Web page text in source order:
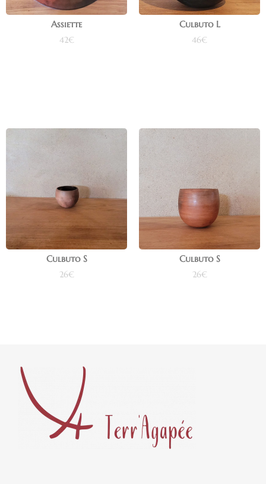
Assiette
42€
Culbuto L
46€
Culbuto S
26€
Culbuto S
26€